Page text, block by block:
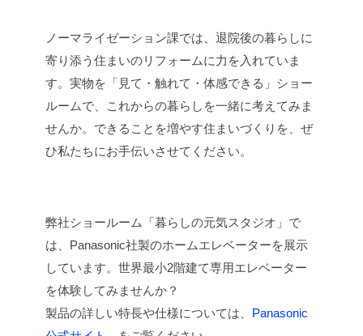
ノーマライゼーション課では、退院後の暮らしに
寄り添う住まいのリフォームに力を入れていま
す。実物を「見て・触れて・体感できる」ショー
ルームで、これからの暮らしを一緒に考えてみま
せんか。できることを増やす住まいづくりを、ぜ
ひ私たちにお手伝いさせてください。
弊社ショールーム「暮らしの元気スタジオ」で
は、Panasonic社製のホームエレベーターを展示
しています。世界最小2階建て専用エレベーター
を体験してみませんか？
製品の詳しい特長や仕様については、 Panasonic